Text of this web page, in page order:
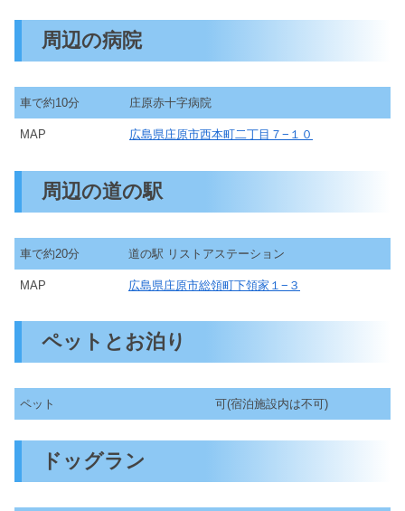
周辺の病院
車で約10分 庄原赤十字病院
MAP 広島県庄原市西本町二丁目７−１０
周辺の道の駅
車で約20分 道の駅 リストアステーション
MAP 広島県庄原市総領町下領家１−３
ペットとお泊り
ペット 可(宿泊施設内は不可)
ドッグラン